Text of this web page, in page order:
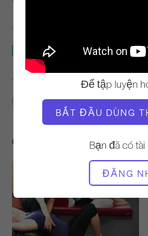
Để tập luyện
BẮT ĐẦU DÙNG
Bạn đã có
ĐĂNG
THIẾT BỊ CẦN THIẾT
Thùng thang
TÌM LỚP HỌC TƯƠNG TỰ
30 - 40 phút
Thùng thang
Các bài tập khác bạn có thể